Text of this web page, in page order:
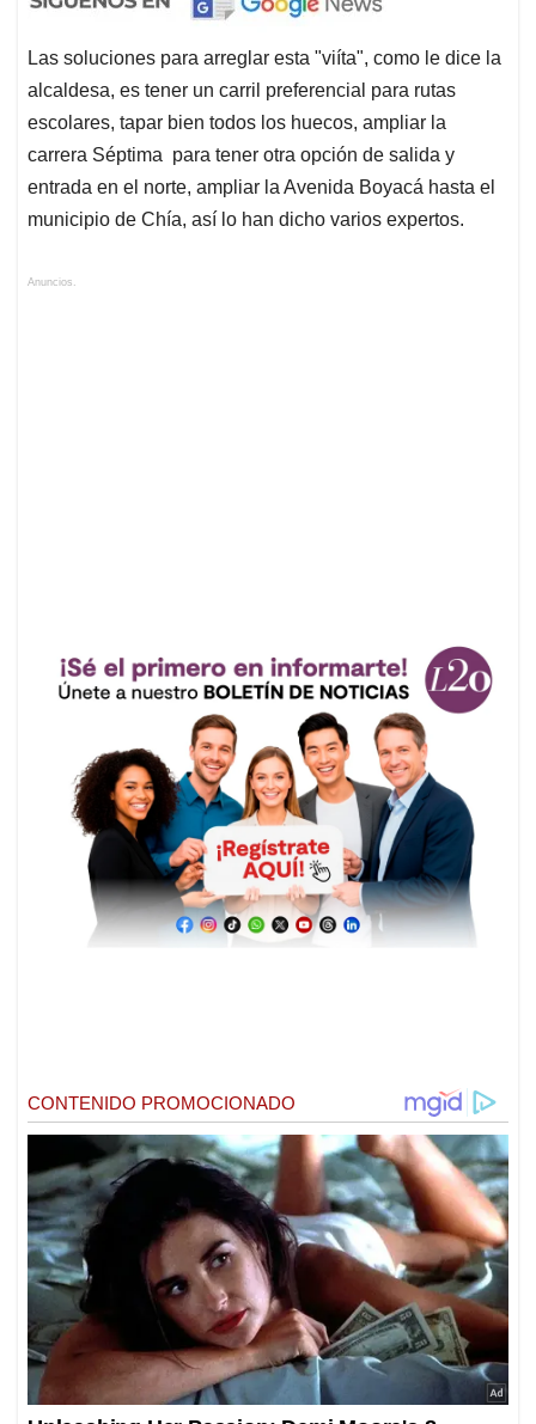
Las soluciones para arreglar esta "viíta", como le dice la
alcaldesa, es tener un carril preferencial para rutas
escolares, tapar bien todos los huecos, ampliar la
carrera Séptima para tener otra opción de salida y
entrada en el norte, ampliar la Avenida Boyacá hasta el
municipio de Chía, así lo han dicho varios expertos.
Anuncios.